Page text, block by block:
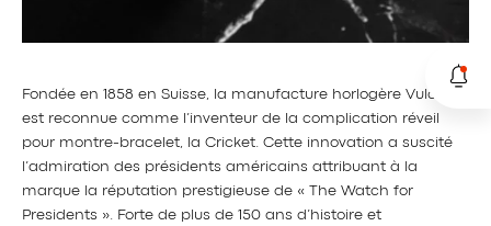
Fondée en 1858 en Suisse, la manufacture horlogère Vulcain,
est reconnue comme l’inventeur de la complication réveil
pour montre-bracelet, la Cricket. Cette innovation a suscité
l’admiration des présidents américains attribuant à la
marque la réputation prestigieuse de « The Watch for
Presidents ». Forte de plus de 150 ans d’histoire et